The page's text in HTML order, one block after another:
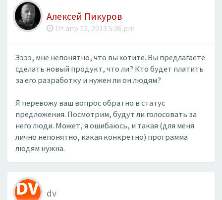
Алексей Пикуров
Пт апр 12, 2013 5:36 pm
Ээээ, мне непонятно, что вы хотите. Вы предлагаете
сделать новый продукт, что ли? Кто будет платить
за его разработку и нужен ли он людям?
Я перевожу ваш вопрос обратно в статус
предложения. Посмотрим, будут ли голосовать за
него люди. Может, я ошибаюсь, и такая (для меня
лично непонятно, какая конкретно) программа
людям нужна.
dv